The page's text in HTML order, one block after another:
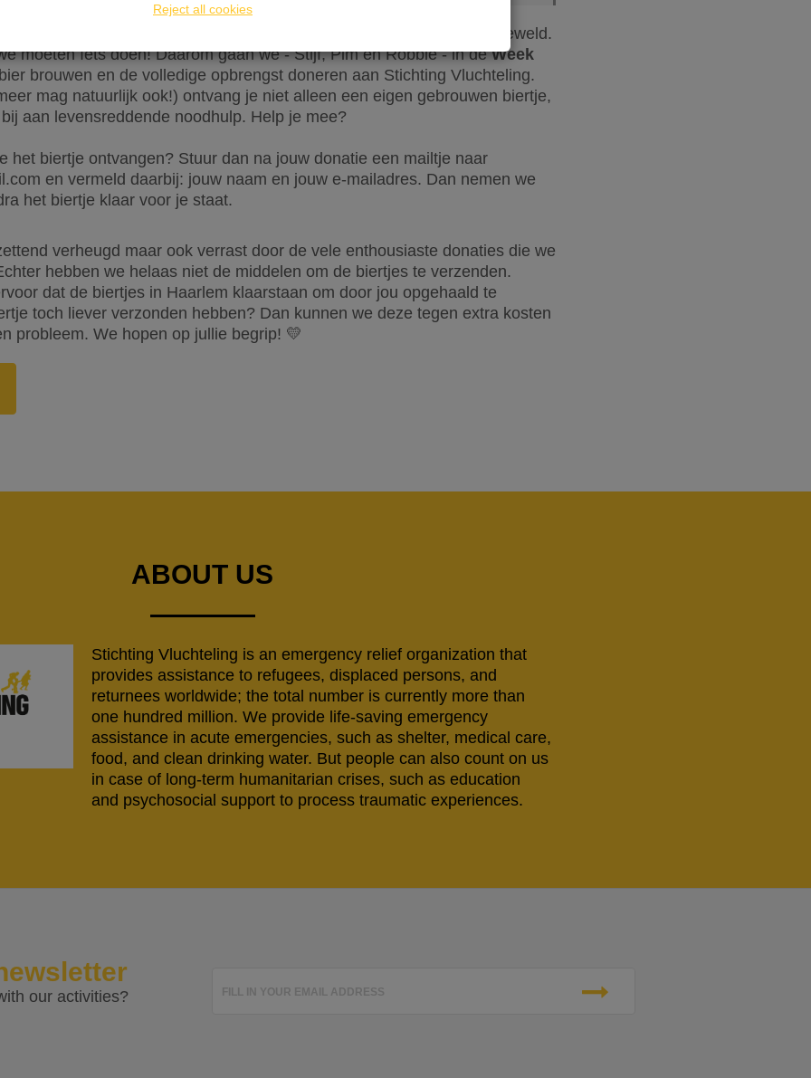
mannen, vrouwen en kinderen op de vlucht zijn voor oorlog en geweld.
moeten íets doen! Daarom gaan we - Stijf, Pim en Robbie - in deWeek
brouwen en de volledige opbrengst doneren aan Stichting Vluchteling.
mag natuurlijk ook!) ontvang je niet alleen een eigen gebrouwen biertje,
aan levensreddende noodhulp. Help je mee?
het biertje ontvangen? Stuur dan na jouw donatie een mailtje naar
en vermeld daarbij: jouw naam en jouw e-mailadres. Dan nemen we
het biertje klaar voor je staat.
verheugd maar ook verrast door de vele enthousiaste donaties die we
hebben we helaas niet de middelen om de biertjes te verzenden.
dat de biertjes in Haarlem klaarstaan om door jou opgehaald te
toch liever verzonden hebben? Dan kunnen we deze tegen extra kosten
probleem. We hopen op jullie begrip! 💛
ABOUT US
Stichting Vluchteling is an emergency relief organization that
provides assistance to refugees, displaced persons, and
returnees worldwide; the total number is currently more than
one hundred million. We provide life-saving emergency
assistance in acute emergencies, such as shelter, medical care,
food, and clean drinking water. But people can also count on us
in case of long-term humanitarian crises, such as education
and psychosocial support to process traumatic experiences.
our activities? FILL IN YOUR EMAIL ADDRESS
Reject all cookies